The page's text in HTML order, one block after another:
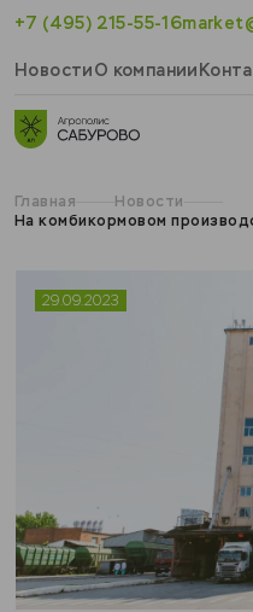
НовостиО компании
+7 (495) 215-55-16
Главная
Новости
На комбикормовом
29.09.2023